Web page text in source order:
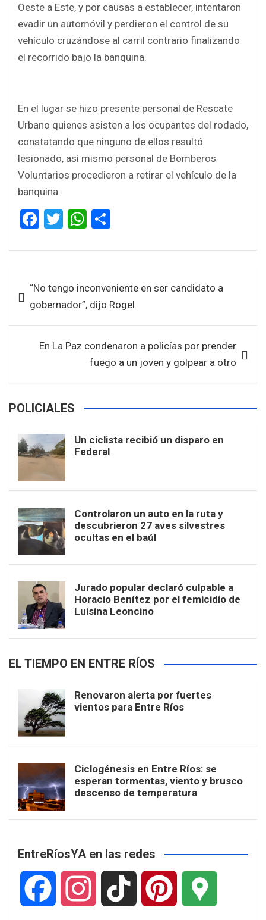
Oeste a Este, y por causas a establecer, intentaron
evadir un automóvil y perdieron el control de su
vehículo cruzándose al carril contrario finalizando
el recorrido bajo la banquina.
En el lugar se hizo presente personal de Rescate
Urbano quienes asisten a los ocupantes del rodado,
constatando que ninguno de ellos resultó
lesionado, así mismo personal de Bomberos
Voluntarios procedieron a retirar el vehículo de la
banquina.
F
ce
o
o
k
T
tt
W
at
A
p
p
ar
de
entradas
“No tengo inconveniente en ser candidato a
gobernador”, dijo Rogel
En La Paz condenaron a policías por prender
fuego a un joven y golpear a otro
POLICIALES
Un ciclista recibió un disparo en
Federal
Controlaron un auto en la ruta y
descubrieron 27 aves silvestres
ocultas en el baúl
Jurado popular declaró culpable a
Horacio Benítez por el femicidio de
Luisina Leoncino
EL TIEMPO EN ENTRE RÍOS
Renovaron alerta por fuertes
vientos para Entre Ríos
Ciclogénesis en Entre Ríos: se
esperan tormentas, viento y brusco
descenso de temperatura
EntreRíosYA en las redes